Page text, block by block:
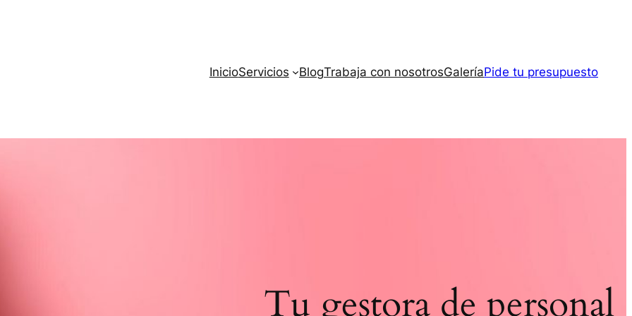
InicioServicios BlogTrabaja con nosotrosGaleríaPide tu presupuesto
Tu gestora de personal